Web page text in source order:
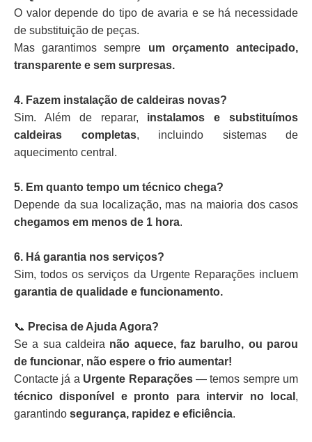
O valor depende do tipo de avaria e se há necessidade
de substituição de peças.
Mas garantimos sempre um orçamento antecipado,
transparente e sem surpresas.
4. Fazem instalação de caldeiras novas?
Sim. Além de reparar, instalamos e substituímos
caldeiras completas, incluindo sistemas de
aquecimento central.
5. Em quanto tempo um técnico chega?
Depende da sua localização, mas na maioria dos casos
chegamos em menos de 1 hora.
6. Há garantia nos serviços?
Sim, todos os serviços da Urgente Reparações incluem
garantia de qualidade e funcionamento.
📞 Precisa de Ajuda Agora?
Se a sua caldeira não aquece, faz barulho, ou parou
de funcionar, não espere o frio aumentar!
Contacte já a Urgente Reparações— temos sempre um
técnico disponível e pronto para intervir no local ,
garantindo segurança, rapidez e eficiência.